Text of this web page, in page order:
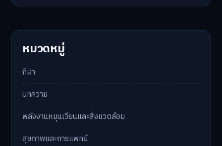
หมวดหมู่
กีฬา
บทความ
พลังงานหมุนเวียนและสิ่งแวดล้อม
สุขภาพและการแพทย์